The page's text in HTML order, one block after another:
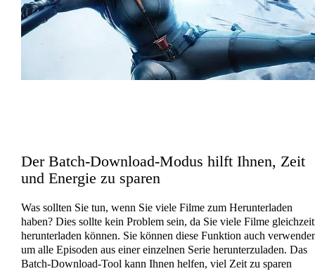
Der Batch-Download-Modus hilft Ihnen, Zeit
und Energie zu sparen
Was sollten Sie tun, wenn Sie viele Filme zum Herunterladen
haben? Dies sollte kein Problem sein, da Sie viele Filme
herunterladen können. Sie können diese Funktion auch
um alle Episoden aus einer einzelnen Serie herunterzuladen. Das
Batch-Download-Tool kann Ihnen helfen, viel Zeit zu sparen